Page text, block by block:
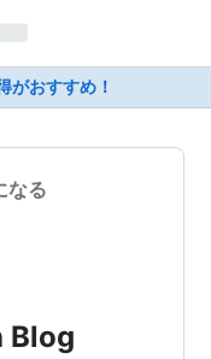
がおすすめ！
なる
Blog